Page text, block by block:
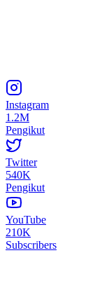
Instagram
1.2M
Pengikut
Twitter
540K
Pengikut
YouTube
210K
Subscribers